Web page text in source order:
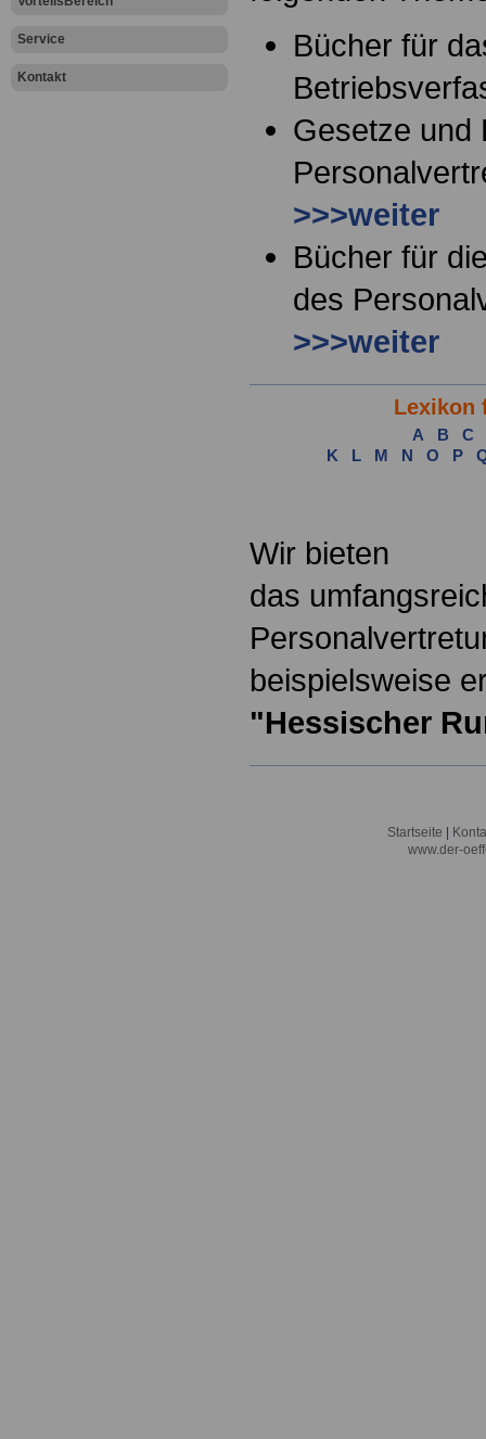
Service
Kontakt
Bücher für
Gesetze und
>>>weiter
Bücher für
des
>>>weiter
Lexikon
A B
C
K
L M N O P
Wir bieten
das
beispielsweise
"Hessischer
Startseite
www.der-